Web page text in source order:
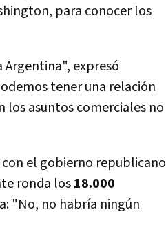
para conocer los
Argentina", expresó
tener una relación
los asuntos comerciales no
el gobierno republicano
ronda los18.000
"No, no habría ningún